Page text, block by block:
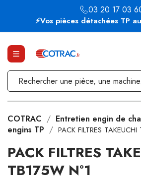
⚡Vos pièces détachées TP
03 20 17 03
COTRAC Entretien engin de
engins TP
PACK FILTRES
PACK FILTRES
TB175W N°1